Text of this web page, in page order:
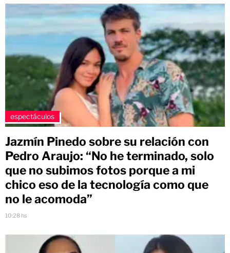
espectáculos
Jazmín Pinedo sobre su relación con
Pedro Araujo: “No he terminado, solo
que no subimos fotos porque a mi
chico eso de la tecnología como que
no le acomoda”
10:28 hs